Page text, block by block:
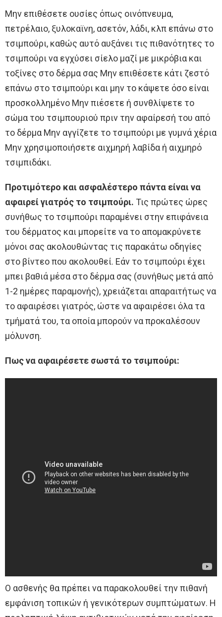
Μην επιθέσετε ουσίες όπως οινόπνευμα,
πετρέλαιο, ξυλοκαϊνη, ασετόν, λάδι, κλπ επάνω στο
τσιμπούρι, καθώς αυτό αυξάνει τις πιθανότητες το
τσιμπούρι να εγχύσει σίελο μαζί με μικρόβια και
τοξίνες στο δέρμα σας Μην επιθέσετε κάτι ζεστό
επάνω στο τσιμπούρι και μην το κάψετε όσο είναι
προσκολλημένο Μην πιέσετε ή συνθλίψετε το
σώμα του τσιμπουριού πριν την αφαίρεσή του από
το δέρμα Μην αγγίζετε το τσιμπούρι με γυμνά χέρια
Μην χρησιμοποιήσετε αιχμηρή λαβίδα ή αιχμηρό
τσιμπιδάκι.
Προτιμότερο και ασφαλέστερο πάντα είναι να
αφαιρεί γιατρός το τσιμπούρι. Τις πρώτες ώρες
συνήθως το τσιμπούρι παραμένει στην επιφάνεια
του δέρματος και μπορείτε να το απομακρύνετε
μόνοι σας ακολουθώντας τις παρακάτω οδηγίες
στο βίντεο που ακολουθεί. Εάν το τσιμπούρι έχει
μπει βαθιά μέσα στο δέρμα σας (συνήθως μετά από
1-2 ημέρες παραμονής), χρειάζεται απαραιτήτως να
το αφαιρέσει γιατρός, ώστε να αφαιρέσει όλα τα
τμήματά του, τα οποία μπορούν να προκαλέσουν
μόλυνση.
Πως να αφαιρέσετε σωστά το τσιμπούρι:
Ο ασθενής θα πρέπει να παρακολουθεί την πιθανή
εμφάνιση τοπικών ή γενικότερων συμπτώματων. Η